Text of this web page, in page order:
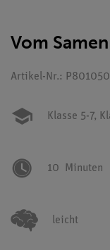
Vom
Artikel-Nr.:
Klasse 5-7,
10 Minuten
leicht